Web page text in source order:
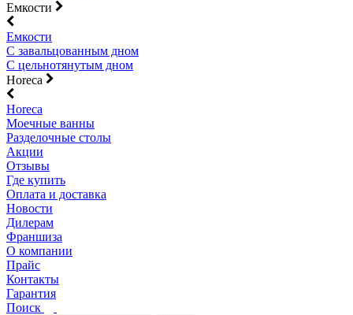
Емкости
Емкости
С завальцованным дном
С цельнотянутым дном
Horeca
Horeca
Моечные ванны
Разделочные столы
Акции
Отзывы
Где купить
Оплата и доставка
Новости
Дилерам
Франшиза
О компании
Прайс
Контакты
Гарантия
Поиск